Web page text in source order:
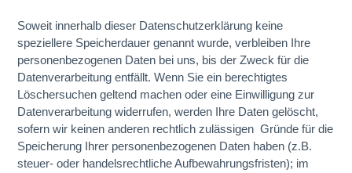
Soweit innerhalb dieser Datenschutzerklärung keine
speziellere Speicherdauer genannt wurde, verbleiben Ihre
personenbezogenen Daten bei uns, bis der Zweck für die
Datenverarbeitung entfällt. Wenn Sie ein berechtigtes
Löschersuchen geltend machen oder eine Einwilligung zur
Datenverarbeitung widerrufen, werden Ihre Daten gelöscht,
sofern wir keinen anderen rechtlich zulässigen Gründe für die
Speicherung Ihrer personenbezogenen Daten haben (z.B.
steuer- oder handelsrechtliche Aufbewahrungsfristen); im